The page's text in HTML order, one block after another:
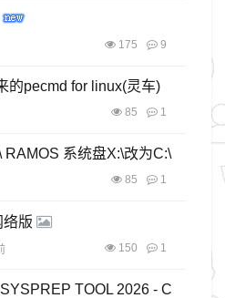
175 9
的pecmd for linux(灵车)
85 1
RAMOS 系统盘X:\改为C:\
85 1
版
150 1
TOOL 2026 - C